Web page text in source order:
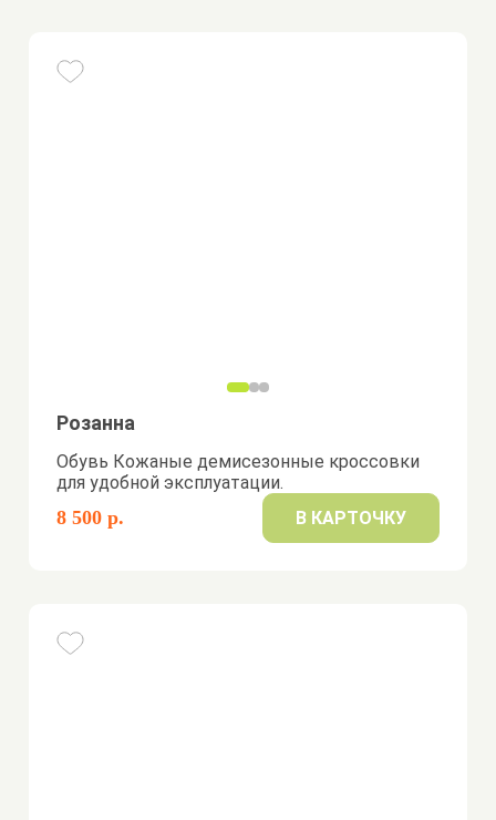
Розанна
Обувь Кожаные демисезонные кроссовки
для удобной эксплуатации.
8 500 р. В КАРТОЧКУ